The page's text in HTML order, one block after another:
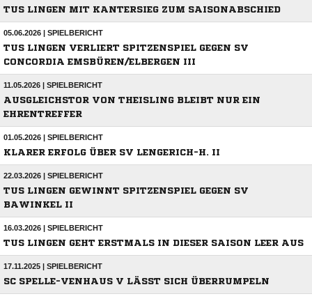
TUS LINGEN MIT KANTERSIEG ZUM SAISONABSCHIED
05.06.2026 | SPIELBERICHT
TUS LINGEN VERLIERT SPITZENSPIEL GEGEN SV
CONCORDIA EMSBÜREN/ELBERGEN III
11.05.2026 | SPIELBERICHT
AUSGLEICHSTOR VON THEISLING BLEIBT NUR EIN
EHRENTREFFER
01.05.2026 | SPIELBERICHT
KLARER ERFOLG ÜBER SV LENGERICH-H. II
22.03.2026 | SPIELBERICHT
TUS LINGEN GEWINNT SPITZENSPIEL GEGEN SV
BAWINKEL II
16.03.2026 | SPIELBERICHT
TUS LINGEN GEHT ERSTMALS IN DIESER SAISON LEER AUS
17.11.2025 | SPIELBERICHT
SC SPELLE-VENHAUS V LÄSST SICH ÜBERRUMPELN